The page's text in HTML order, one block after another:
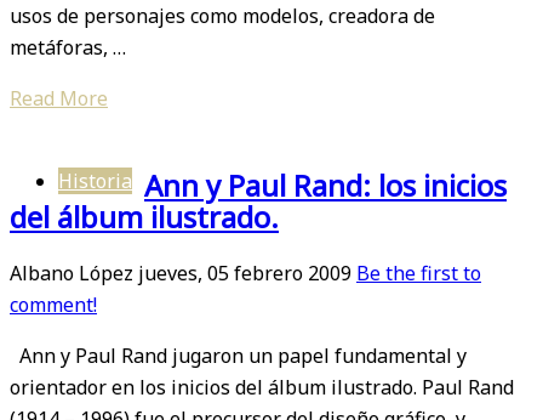
usos de personajes como modelos, creadora de
metáforas, …
Read More
Historia Ann y Paul Rand: los inicios
del álbum ilustrado.
Albano López jueves, 05 febrero 2009 Be the first to
comment!
Ann y Paul Rand jugaron un papel fundamental y
orientador en los inicios del álbum ilustrado. Paul Rand